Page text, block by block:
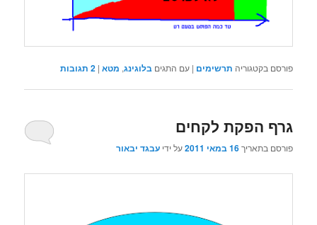
פורסם בקטגוריה תרשימים |עם התגים בלוגינג, מטא |
2 תגובות
גרף הפקת לקחים
פורסם בתאריך16 במאי 2011 על ידיעבגד יבאור